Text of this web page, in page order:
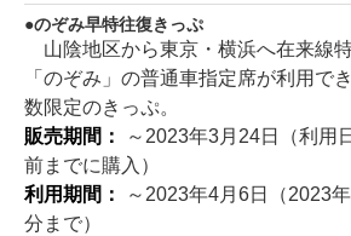
のぞみ早特往復きっぷ
山陰地区から東京・横浜へ在来線
「のぞみ」の普通車指定席が利用で
数限定のきっぷ。
販売期間：
～2023年3月24日（利用
前までに購入）
利用期間：
～2023年4月6日（2023
分まで）